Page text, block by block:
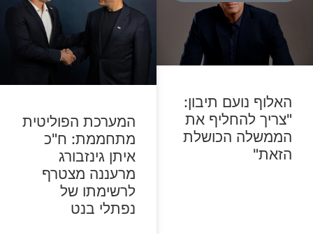
האלוף נועם תיבון:
"צריך להחליף את
הממשלה הכושלת
הזאת"
המערכת הפוליטית
מתחממת: ח"כ
איתן גינזבורג
מרעננה מצטרף
לרשימתו של
נפתלי בנט